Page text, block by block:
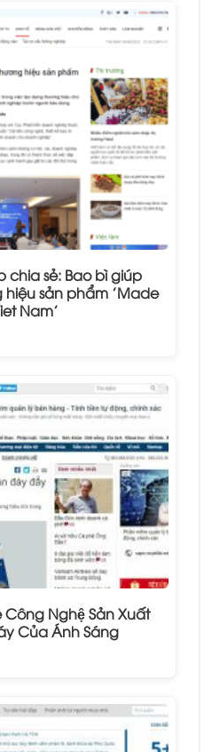
chia sẻ: Bao bì giúp
hiệu sản phẩm 'Made
Nam'
Công Nghệ Sản Xuất
Của Ánh Sáng